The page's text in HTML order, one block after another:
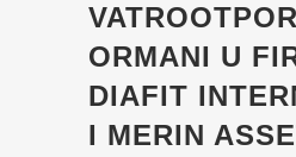
ORMANI U
DIAFIT
I MERIN